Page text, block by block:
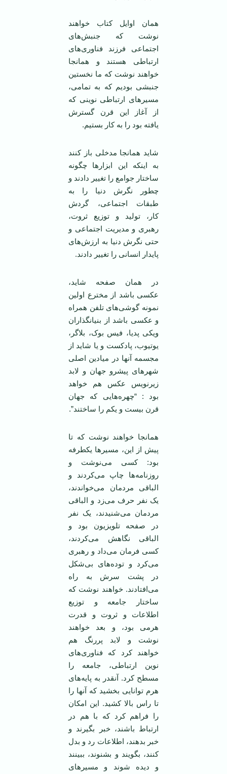
همان اوایل کتاب خواهند
نوشت که جنبش‌های
اجتماعی فرزند فناوری‌های
ارتباطی هستند و همانجا
خواهند نوشت که ما نخستین
جنبشی بودیم که به تمامی،
مسیرهای ارتباطی نوینی که
از آغاز این قرن گسترش
یافته بود را به کار بستیم.
شاید همانجا مدخلی باز کنند
به اینکه این ابزارها چگونه
ساختار جوامع را تغییر دادند و
چطور نگرش دنیا را به
طبقات اجتماعی، گردش
کار، تولید و توزیع ثروت،
رهبری و مدیریت اجتماعی و
حتی نگرش دنیا به ارزش‌های
پایدار انسانی را تغییر دادند.
در همان صفحه شاید،
عکسی باشد از مخترع اولین
نمونه گوشی‌های تلفن همراه
و عکسی باشد از بنیانگذاران
ویکی پدیا، فیس بوک، بلاگر،
یوتیوب، پادکست و یا شاید از
مجسمه آنها در میادین اصلی
شهرهای پیشرو جهان و لابد
زیرنویس عکس هم خواهد
بود : “چهره‌هایی که جهان
قرن بیست و یکم را ساختند”.
همانجا خواهند نوشت که تا
پیش از این، مسیرها یکطرفه
بود: کسی می‌نوشت و
روزنامه‌ها چاپ می‌کردند و
الباقی مردمان می‌خواندند،
یک نفر حرف می‌زد و الباقی
مردمان می‌شنیدند، یک نفر
در صفحه تلویزیون بود و
الباقی نگاهش می‌کردند،
کسی فرمان می‌داد و رهبری
می‌کرد و توده‌های بی‌شکل
در پشت سرش به راه
می‌افتادند. خواهند نوشت که
ساختار جامعه و توزیع
اطلاعات و ثروت و قدرت
هرمی ‌بود، و بعد خواهند
نوشت و لابد پررنگ هم
خواهند کرد که فناوری‌های
نوین ارتباطی، جامعه را
مسطح کرد. آنقدر به پایه‌های
هرم توانایی بخشید که آنها را
تا راس بالا کشید. این امکان
را فراهم کرد که با هم در
ارتباط باشند، خبر بگیرند و
خبر بدهند، اطلاعات رد و بدل
کنند، بگویند و بشنوند، ببینند
و دیده شوند و مسیرهای